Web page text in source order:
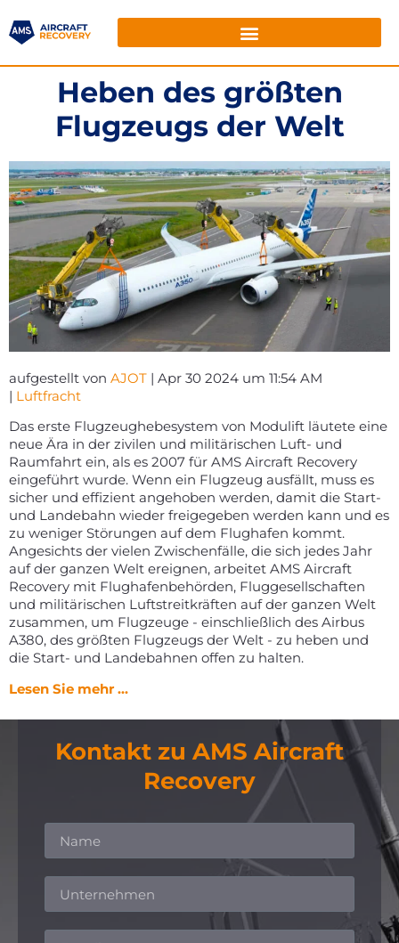
Heben des größten
Flugzeugs der Welt
aufgestellt von AJOT | Apr 30 2024 um 11:54 AM
| Luftfracht
Das erste Flugzeughebesystem von Modulift läutete eine
neue Ära in der zivilen und militärischen Luft- und
Raumfahrt ein, als es 2007 für AMS Aircraft Recovery
eingeführt wurde. Wenn ein Flugzeug ausfällt, muss es
sicher und effizient angehoben werden, damit die Start-
und Landebahn wieder freigegeben werden kann und es
zu weniger Störungen auf dem Flughafen kommt.
Angesichts der vielen Zwischenfälle, die sich jedes Jahr
auf der ganzen Welt ereignen, arbeitet AMS Aircraft
Recovery mit Flughafenbehörden, Fluggesellschaften
und militärischen Luftstreitkräften auf der ganzen Welt
zusammen, um Flugzeuge - einschließlich des Airbus
A380, des größten Flugzeugs der Welt - zu heben und
die Start- und Landebahnen offen zu halten.
Lesen Sie mehr ...
Kontakt zu AMS Aircraft
Recovery